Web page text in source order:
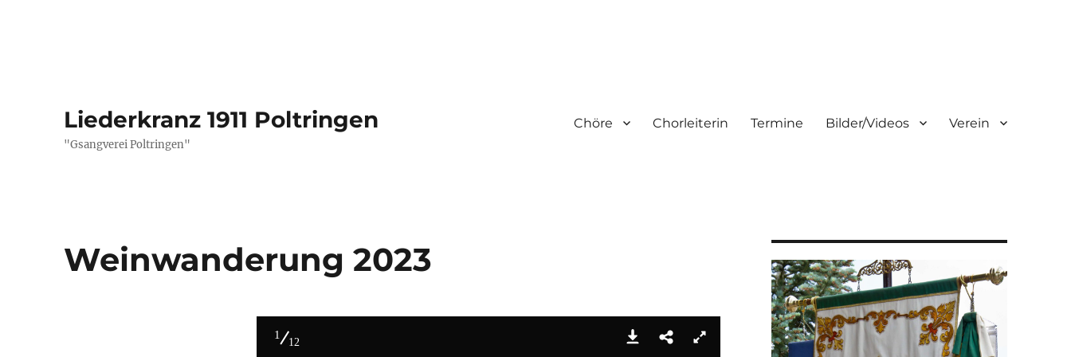
Liederkranz 1911 Poltringen
"Gsangverei Poltringen"
Chöre Chorleiterin Termine Bilder/Videos Verein
Weinwanderung 2023
1
12